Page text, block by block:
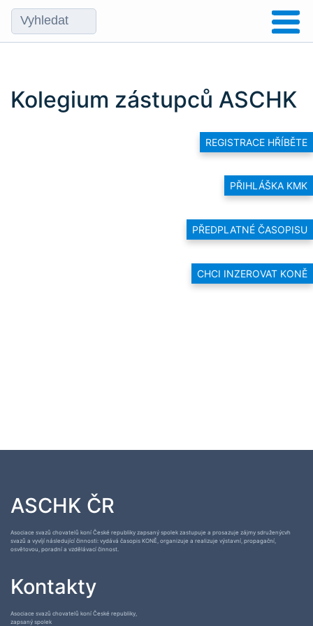
REGISTRACE HŘÍBĚTE
PŘIHLÁŠKA KMK
PŘEDPLATNÉ ČASOPISU
CHCI INZEROVAT KONĚ
Kolegium zástupců ASCHK
ASCHK ČR
Asociace svazů chovatelů koní České republiky zapsaný spolek zastupuje a prosazuje zájmy sdruženýcvh
svazů a vyvíjí následující činnosti: vydává časopis KONĚ, organizuje a realizuje výstavní, propagační,
osvětovou, poradní a vzdělávací činnost.
Kontakty
Asociace svazů chovatelů koní České republiky,
zapsaný spolek